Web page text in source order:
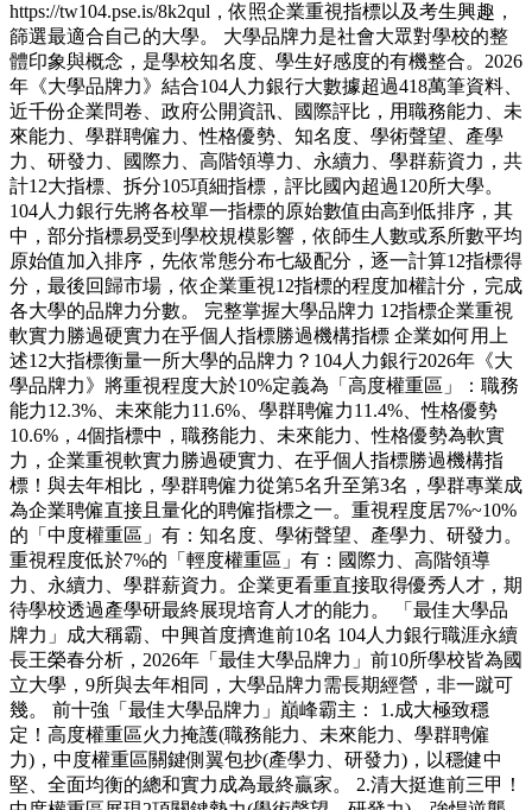
https://tw104.pse.is/8k2qul，依照企業重視指標以及考生興趣，
篩選最適合自己的大學。 大學品牌力是社會大眾對學校的整
體印象與概念，是學校知名度、學生好感度的有機整合。2026
年《大學品牌力》結合104人力銀行大數據超過418萬筆資料、
近千份企業問卷、政府公開資訊、國際評比，用職務能力、未
來能力、學群聘僱力、性格優勢、知名度、學術聲望、產學
力、研發力、國際力、高階領導力、永續力、學群薪資力，共
計12大指標、拆分105項細指標，評比國內超過120所大學。
104人力銀行先將各校單一指標的原始數值由高到低排序，其
中，部分指標易受到學校規模影響，依師生人數或系所數平均
原始值加入排序，先依常態分布七級配分，逐一計算12指標得
分，最後回歸市場，依企業重視12指標的程度加權計分，完成
各大學的品牌力分數。 完整掌握大學品牌力 12指標企業重視
軟實力勝過硬實力在乎個人指標勝過機構指標 企業如何用上
述12大指標衡量一所大學的品牌力？104人力銀行2026年《大
學品牌力》將重視程度大於10%定義為「高度權重區」：職務
能力12.3%、未來能力11.6%、學群聘僱力11.4%、性格優勢
10.6%，4個指標中，職務能力、未來能力、性格優勢為軟實
力，企業重視軟實力勝過硬實力、在乎個人指標勝過機構指
標！與去年相比，學群聘僱力從第5名升至第3名，學群專業成
為企業聘僱直接且量化的聘僱指標之一。重視程度居7%~10%
的「中度權重區」有：知名度、學術聲望、產學力、研發力。
重視程度低於7%的「輕度權重區」有：國際力、高階領導
力、永續力、學群薪資力。企業更看重直接取得優秀人才，期
待學校透過產學研最終展現培育人才的能力。 「最佳大學品
牌力」成大稱霸、中興首度擠進前10名 104人力銀行職涯永續
長王榮春分析，2026年「最佳大學品牌力」前10所學校皆為國
立大學，9所與去年相同，大學品牌力需長期經營，非一蹴可
幾。 前十強「最佳大學品牌力」巔峰霸主： 1.成大極致穩
定！高度權重區火力掩護(職務能力、未來能力、學群聘僱
力)，中度權重區關鍵側翼包抄(產學力、研發力)，以穩健中
堅、全面均衡的總和實力成為最終贏家。 2.清大挺進前三甲！